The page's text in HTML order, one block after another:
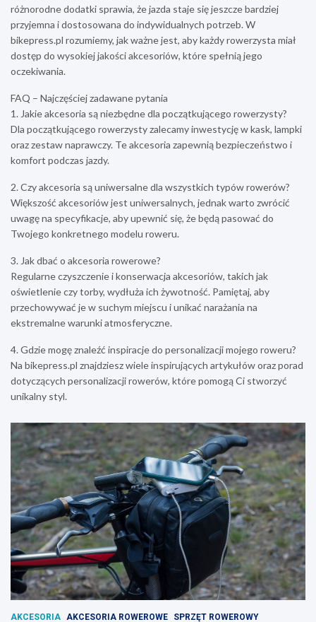
różnorodne dodatki sprawia, że jazda staje się jeszcze bardziej
przyjemna i dostosowana do indywidualnych potrzeb. W
bikepress.pl rozumiemy, jak ważne jest, aby każdy rowerzysta miał
dostęp do wysokiej jakości akcesoriów, które spełnią jego
oczekiwania.
FAQ – Najczęściej zadawane pytania
1. Jakie akcesoria są niezbędne dla początkującego rowerzysty?
Dla początkującego rowerzysty zalecamy inwestycję w kask, lampki
oraz zestaw naprawczy. Te akcesoria zapewnią bezpieczeństwo i
komfort podczas jazdy.
2. Czy akcesoria są uniwersalne dla wszystkich typów rowerów?
Większość akcesoriów jest uniwersalnych, jednak warto zwrócić
uwagę na specyfikacje, aby upewnić się, że będą pasować do
Twojego konkretnego modelu roweru.
3. Jak dbać o akcesoria rowerowe?
Regularne czyszczenie i konserwacja akcesoriów, takich jak
oświetlenie czy torby, wydłuża ich żywotność. Pamiętaj, aby
przechowywać je w suchym miejscu i unikać narażania na
ekstremalne warunki atmosferyczne.
4. Gdzie mogę znaleźć inspiracje do personalizacji mojego roweru?
Na bikepress.pl znajdziesz wiele inspirujących artykułów oraz porad
dotyczących personalizacji rowerów, które pomogą Ci stworzyć
unikalny styl.
AKCESORIA AKCESORIA ROWEROWE
SPRZĘT ROWEROWY